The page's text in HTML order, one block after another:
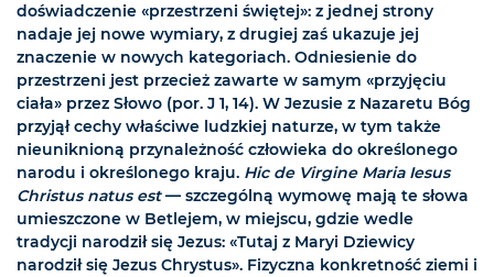
doświadczenie «przestrzeni świętej»: z jednej strony
nadaje jej nowe wymiary, z drugiej zaś ukazuje jej
znaczenie w nowych kategoriach. Odniesienie do
przestrzeni jest przecież zawarte w samym «przyjęciu
ciała» przez Słowo (por. J 1, 14). W Jezusie z Nazaretu Bóg
przyjął cechy właściwe ludzkiej naturze, w tym także
nieuniknioną przynależność człowieka do określonego
narodu i określonego kraju. Hic de Virgine Maria Iesus
Christus natus est— szczególną wymowę mają te słowa
umieszczone w Betlejem, w miejscu, gdzie wedle
tradycji narodził się Jezus: «Tutaj z Maryi Dziewicy
narodził się Jezus Chrystus». Fizyczna konkretność ziemi i